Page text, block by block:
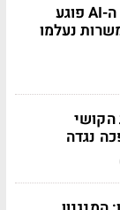
הפיטורים הגדולים בדרך - ה-AI פוגע
113 אלף משרות נעלמו
הקושי
נגדה